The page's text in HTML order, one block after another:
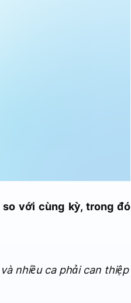
so với cùng kỳ, trong đó
nhiều ca phải can thiệp